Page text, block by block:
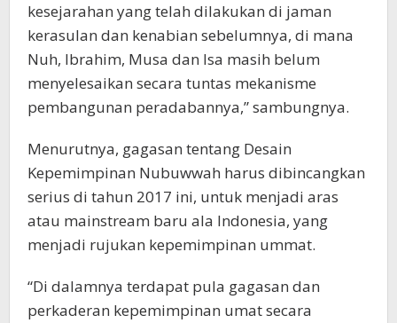
kesejarahan yang telah dilakukan di jaman
kerasulan dan kenabian sebelumnya, di mana
Nuh, Ibrahim, Musa dan Isa masih belum
menyelesaikan secara tuntas mekanisme
pembangunan peradabannya,” sambungnya.
Menurutnya, gagasan tentang Desain
Kepemimpinan Nubuwwah harus dibincangkan
serius di tahun 2017 ini, untuk menjadi aras
atau mainstream baru ala Indonesia, yang
menjadi rujukan kepemimpinan ummat.
“Di dalamnya terdapat pula gagasan dan
perkaderan kepemimpinan umat secara